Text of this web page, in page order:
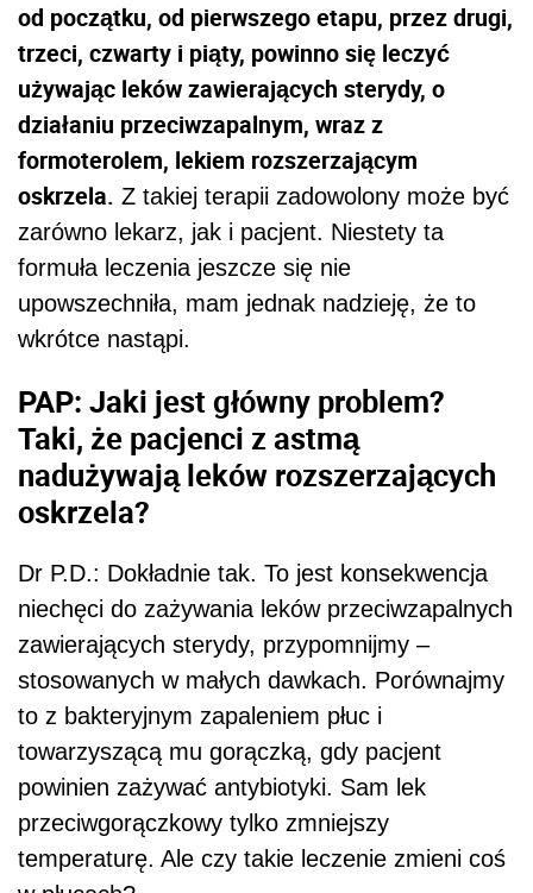
od początku, od pierwszego etapu, przez drugi,
trzeci, czwarty i piąty, powinno się leczyć
używając leków zawierających sterydy, o
działaniu przeciwzapalnym, wraz z
formoterolem, lekiem rozszerzającym
oskrzela. Z takiej terapii zadowolony może być
zarówno lekarz, jak i pacjent. Niestety ta
formuła leczenia jeszcze się nie
upowszechniła, mam jednak nadzieję, że to
wkrótce nastąpi.
PAP: Jaki jest główny problem?
Taki, że pacjenci z astmą
nadużywają leków rozszerzających
oskrzela?
Dr P.D.: Dokładnie tak. To jest konsekwencja
niechęci do zażywania leków przeciwzapalnych
zawierających sterydy, przypomnijmy –
stosowanych w małych dawkach. Porównajmy
to z bakteryjnym zapaleniem płuc i
towarzyszącą mu gorączką, gdy pacjent
powinien zażywać antybiotyki. Sam lek
przeciwgorączkowy tylko zmniejszy
temperaturę. Ale czy takie leczenie zmieni coś